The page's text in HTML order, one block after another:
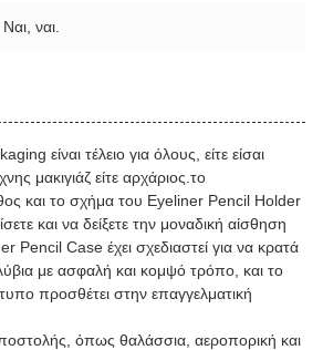
ναι.
είναι τέλειο για όλους, είτε είσαι
μακιγιάζ είτε αρχάριος.το
και το σχήμα του Eyeliner Pencil Holder
και να δείξετε την μοναδική αίσθηση
Pencil Case έχει σχεδιαστεί για να κρατά
με ασφαλή και κομψό τρόπο, και το
προσθέτει στην επαγγελματική
όπως θαλάσσια, αεροπορική και